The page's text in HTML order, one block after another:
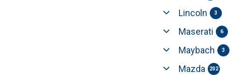
Lincoln 3
Maserati 6
Maybach 3
Mazda 202